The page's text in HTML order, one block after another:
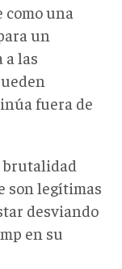
como una
un
a las
fuera de
brutalidad
son legítimas
desviando
en su